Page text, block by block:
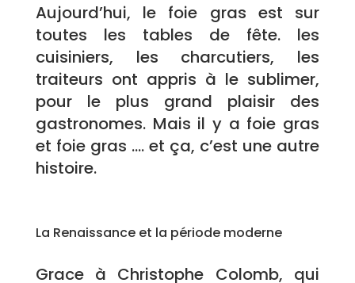
Aujourd’hui, le foie gras est sur
toutes les tables de fête. les
cuisiniers, les charcutiers, les
traiteurs ont appris à le sublimer,
pour le plus grand plaisir des
gastronomes. Mais il y a foie gras
et foie gras …. et ça, c’est une autre
histoire.
La Renaissance et la période moderne
Grace à Christophe Colomb, qui